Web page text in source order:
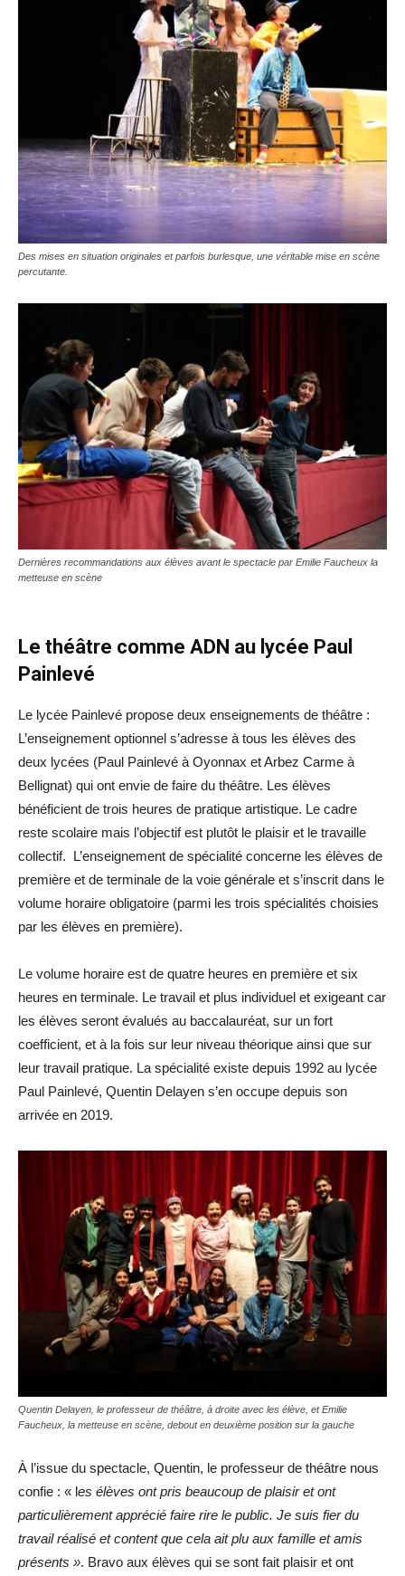
Des mises en situation originales et parfois burlesque, une véritable mise en scène
percutante.
Dernières recommandations aux élèves avant le spectacle par Emilie Faucheux la
metteuse en scène
Le théâtre comme ADN au lycée Paul
Painlevé
Le lycée Painlevé propose deux enseignements de théâtre :
L’enseignement optionnel s’adresse à tous les élèves des
deux lycées (Paul Painlevé à Oyonnax et Arbez Carme à
Bellignat) qui ont envie de faire du théâtre. Les élèves
bénéficient de trois heures de pratique artistique. Le cadre
reste scolaire mais l’objectif est plutôt le plaisir et le travaille
collectif. L’enseignement de spécialité concerne les élèves de
première et de terminale de la voie générale et s’inscrit dans le
volume horaire obligatoire (parmi les trois spécialités choisies
par les élèves en première).
Le volume horaire est de quatre heures en première et six
heures en terminale. Le travail et plus individuel et exigeant car
les élèves seront évalués au baccalauréat, sur un fort
coefficient, et à la fois sur leur niveau théorique ainsi que sur
leur travail pratique. La spécialité existe depuis 1992 au lycée
Paul Painlevé, Quentin Delayen s’en occupe depuis son
arrivée en 2019.
Quentin Delayen, le professeur de théâtre, à droite avec les élève, et Emilie
Faucheux, la metteuse en scène, debout en deuxième position sur la gauche
À l’issue du spectacle, Quentin, le professeur de théâtre nous
confie : « les élèves ont pris beaucoup de plaisir et ont
particulièrement apprécié faire rire le public. Je suis fier du
travail réalisé et content que cela ait plu aux famille et amis
présents ». Bravo aux élèves qui se sont fait plaisir et ont